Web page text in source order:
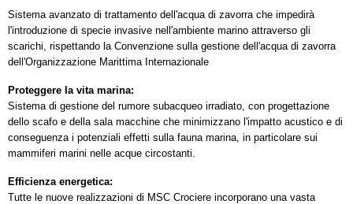
Sistema avanzato di trattamento dell'acqua di zavorra che impedirà
l'introduzione di specie invasive nell'ambiente marino attraverso gli
scarichi, rispettando la Convenzione sulla gestione dell'acqua di zavorra
dell'Organizzazione Marittima Internazionale
Proteggere la vita marina:
Sistema di gestione del rumore subacqueo irradiato, con progettazione
dello scafo e della sala macchine che minimizzano l'impatto acustico e di
conseguenza i potenziali effetti sulla fauna marina, in particolare sui
mammiferi marini nelle acque circostanti.
Efficienza energetica:
Tutte le nuove realizzazioni di MSC Crociere incorporano una vasta